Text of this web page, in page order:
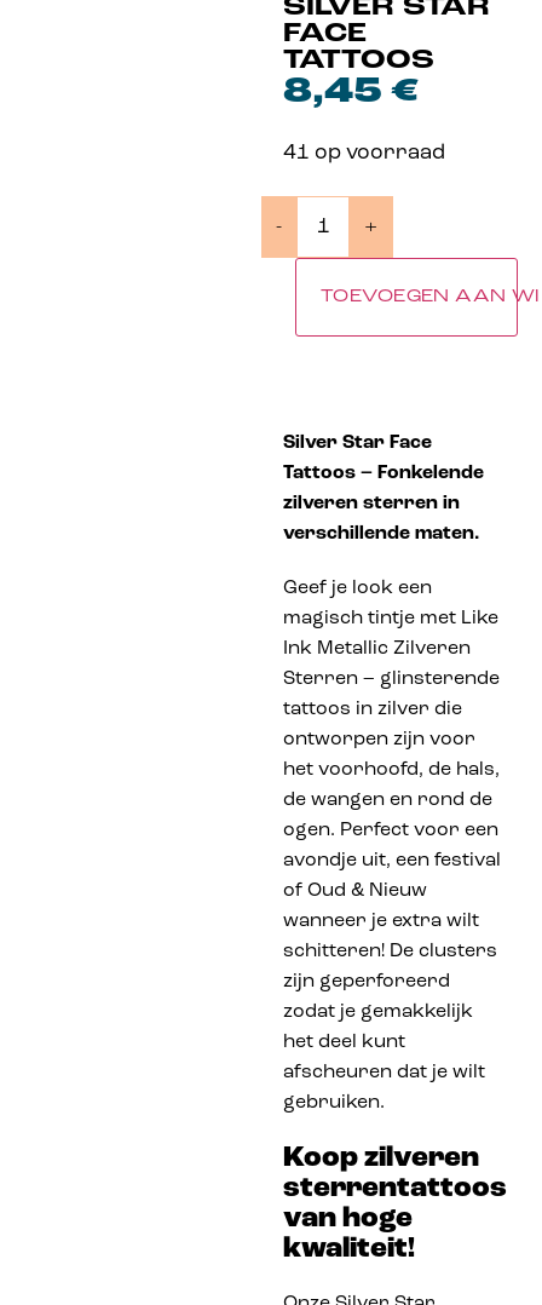
SILVER STAR
FACE
TATTOOS
8,45 €
41 op voorraad
- +
TOEVOEGEN AAN
Silver Star Face
Tattoos – Fonkelende
zilveren sterren in
verschillende maten.
Geef je look een
magisch tintje met Like
Ink Metallic Zilveren
Sterren – glinsterende
tattoos in zilver die
ontworpen zijn voor
het voorhoofd, de hals,
de wangen en rond de
ogen. Perfect voor een
avondje uit, een festival
of Oud & Nieuw
wanneer je extra wilt
schitteren! De clusters
zijn geperforeerd
zodat je gemakkelijk
het deel kunt
afscheuren dat je wilt
gebruiken.
Koop zilveren
sterrentattoos
van hoge
kwaliteit!